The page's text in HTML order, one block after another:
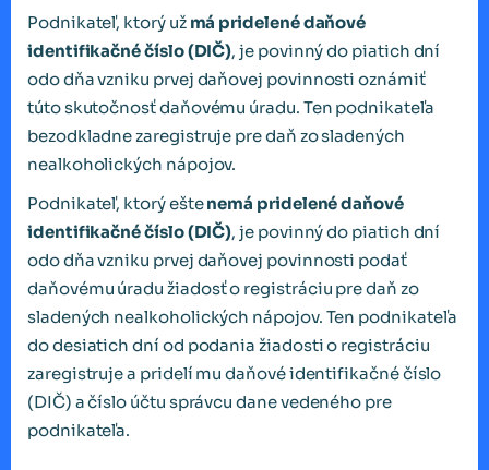
Podnikateľ, ktorý už má pridelené daňové
identifikačné číslo (DIČ), je povinný do piatich dní
odo dňa vzniku prvej daňovej povinnosti oznámiť
túto skutočnosť daňovému úradu. Ten podnikateľa
bezodkladne zaregistruje pre daň zo sladených
nealkoholických nápojov.
Podnikateľ, ktorý eštenemá pridelené daňové
identifikačné číslo (DIČ), je povinný do piatich dní
odo dňa vzniku prvej daňovej povinnosti podať
daňovému úradu žiadosť o registráciu pre daň zo
sladených nealkoholických nápojov. Ten podnikateľa
do desiatich dní od podania žiadosti o registráciu
zaregistruje a pridelí mu daňové identifikačné číslo
(DIČ) a číslo účtu správcu dane vedeného pre
podnikateľa.